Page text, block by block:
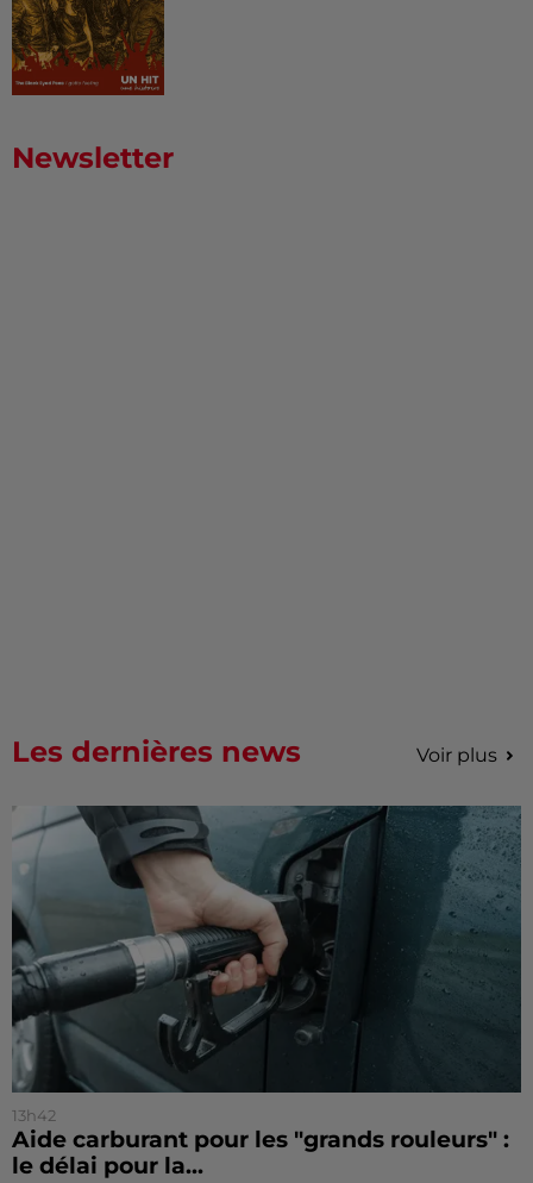
Newsletter
Les dernières news Voir plus
13h42
Aide carburant pour les "grands rouleurs" :
le délai pour la...